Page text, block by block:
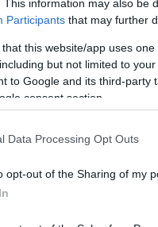
This information may also be
Participants that may further
that this website/app uses
but not limited to
to Google and its third-party
consent section.
Data Processing Opt Outs
opt-out of the Sharing of my
el último momento
En el minuto
Rota lo alcanzó
a su equipo
En cambio, el